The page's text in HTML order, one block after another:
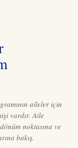
aileler için
vardır. Aile
noktasına ve
bakış.